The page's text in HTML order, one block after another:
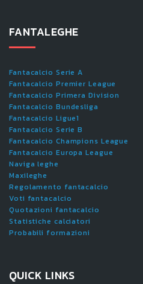
FANTALEGHE
Fantacalcio Serie A
Fantacalcio Premier League
Fantacalcio Primera Division
Fantacalcio Bundesliga
Fantacalcio Ligue1
Fantacalcio Serie B
Fantacalcio Champions League
Fantacalcio Europa League
Naviga leghe
Maxileghe
Regolamento fantacalcio
Voti fantacalcio
Quotazioni fantacalcio
Statistiche calciatori
Probabili formazioni
QUICK LINKS